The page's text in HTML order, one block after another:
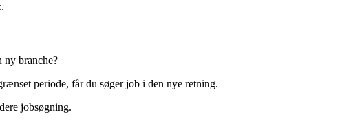
branche?
periode, får du søger job i den nye retning.
jobsøgning.